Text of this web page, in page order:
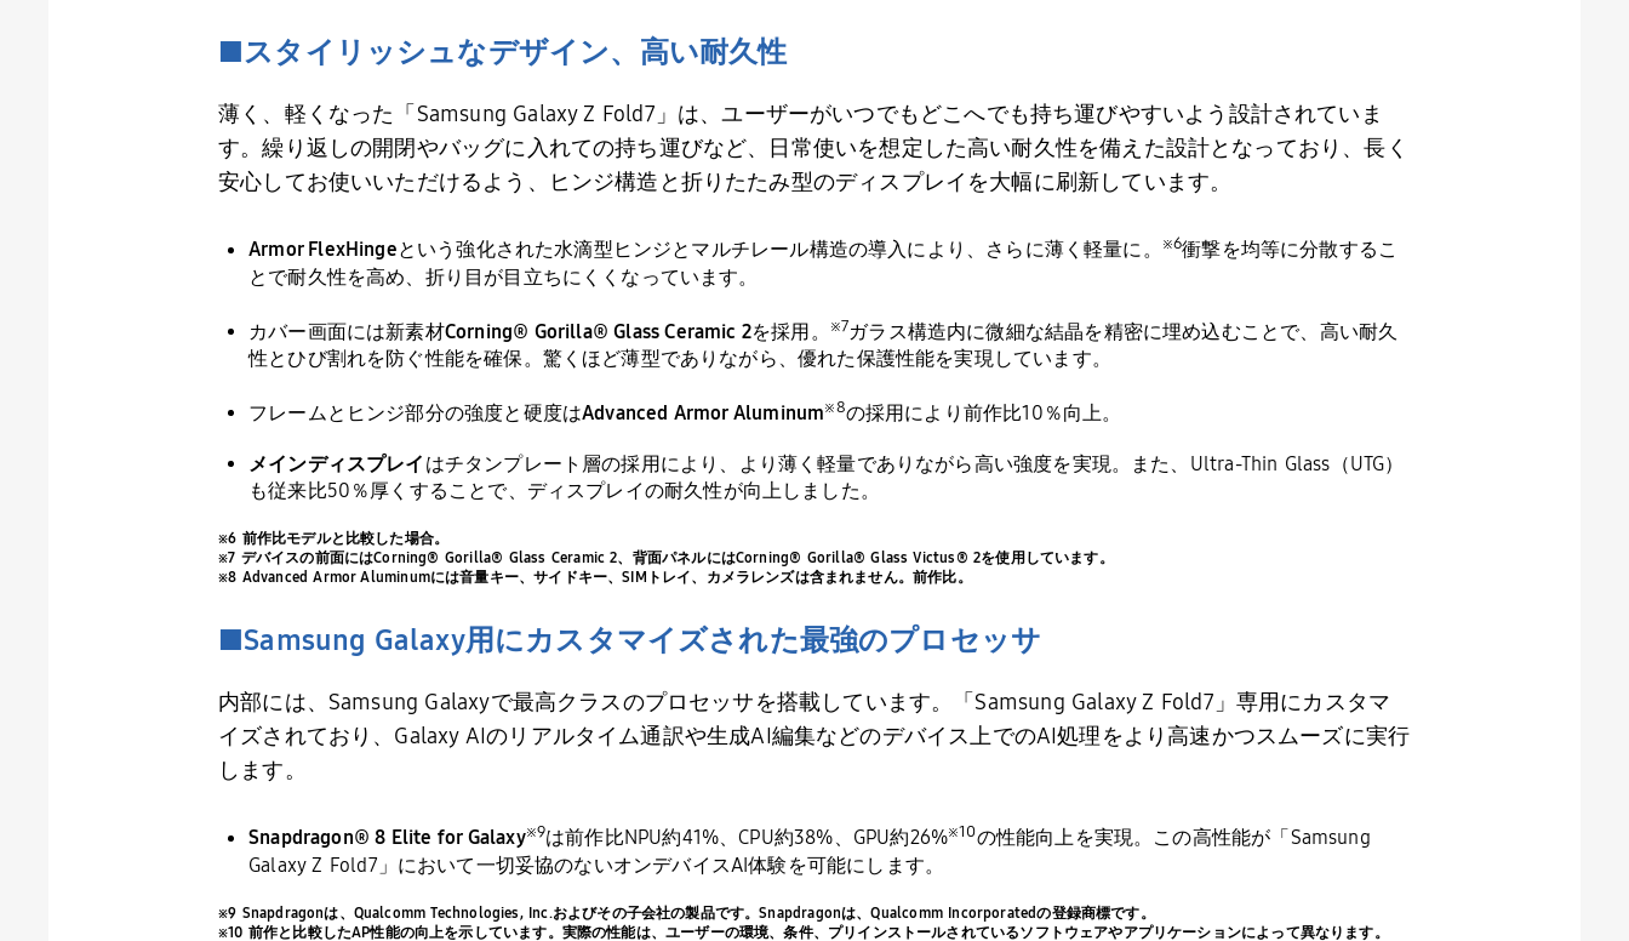
■スタイリッシュなデザイン、高い耐久性
薄く、軽くなった「 Samsung Galaxy Z Fold7 」は、ユーザーがいつでもどこへでも持ち運びやすいよう設計されていま
す。繰り返しの開閉やバッグに入れての持ち運びなど、日常使いを想定した高い耐久性を備えた設計となっており、長く
安心してお使いいただけるよう、ヒンジ構造と折りたたみ型のディスプレイを大幅に刷新しています。
Armor FlexHingeという強化された水滴型ヒンジとマルチレール構造の導入により、さらに薄く軽量に。 ※6衝撃を均等に分散するこ
とで耐久性を高め、折り目が目立ちにくくなっています。
カバー画面には新素材Corning® Gorilla® Glass Ceramic 2を採用。 ※7ガラス構造内に微細な結晶を精密に埋め込むことで、高い耐久
性とひび割れを防ぐ性能を確保。驚くほど薄型でありながら、優れた保護性能を実現しています。
フレームとヒンジ部分の強度と硬度はAdvanced Armor Aluminum※8の採用により前作比10 ％向上。
メインディスプレイ はチタンプレート層の採用により、より薄く軽量でありながら高い強度を実現。また、 Ultra-Thin Glass （UTG）
も従来比50 ％厚くすることで、ディスプレイの耐久性が向上しました。
※6 前作比モデルと比較した場合。
※7 デバイスの前面にはCorning® Gorilla® Glass Ceramic 2、背面パネルにはCorning® Gorilla® Glass Victus® 2を使用しています。
※8 Advanced Armor Aluminumには音量キー、サイドキー、SIMトレイ、カメラレンズは含まれません。前作比。
■Samsung Galaxy用にカスタマイズされた最強のプロセッサ
内部には、 Samsung Galaxyで最高クラスのプロセッサを搭載しています。「 Samsung Galaxy Z Fold7 」専用にカスタマ
イズされており、 Galaxy AIのリアルタイム通訳や生成AI編集などのデバイス上でのAI処理をより高速かつスムーズに実行
します。
Snapdragon® 8 Elite for Galaxy※9は前作比NPU約41%、CPU約38%、 GPU約26%※10の性能向上を実現。この高性能が「 Samsung
Galaxy Z Fold7 」において一切妥協のないオンデバイスAI体験を可能にします。
※9 Snapdragonは、Qualcomm Technologies, Inc.およびその子会社の製品です。Snapdragonは、Qualcomm Incorporatedの登録商標です。
※10 前作と比較したAP性能の向上を示しています。実際の性能は、ユーザーの環境、条件、プリインストールされているソフトウェアやアプリケーションによって異なります。